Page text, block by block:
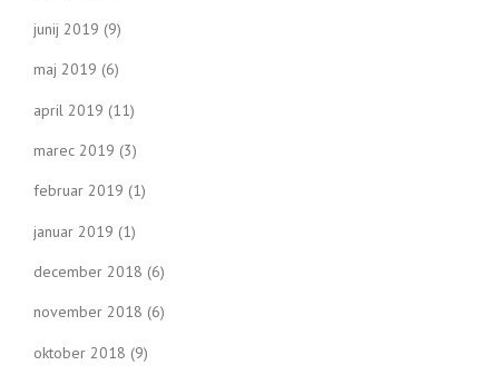
junij 2019 (9)
maj 2019 (6)
april 2019 (11)
marec 2019 (3)
februar 2019 (1)
januar 2019 (1)
december 2018 (6)
november 2018 (6)
oktober 2018 (9)